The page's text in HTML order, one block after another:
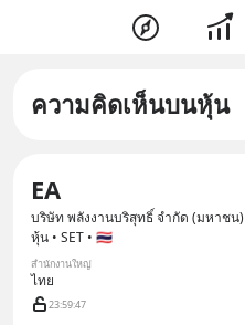
ความคิดเห็นบนหุ้น
EA
บริษัท พลังงานบริสุทธิ์ จำกัด (มหาชน)
หุ้น • SET • 🇹🇭
สำนักงานใหญ่
ไทย
23:59:46